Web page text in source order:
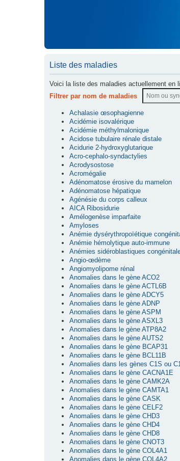
Liste des maladies
Voici la liste des maladies actuellement en
Filtrer par nom de maladies
Achalasie œsophagienne
Acidémie isovalérique
Acidémie méthylmalonique
Acidose tubulaire rénale distale
Acidurie 2-hydroxyglutarique
Acro-cephalo-syndactylies
Acrodysostose
Acromégalie
Adénomatose érosive du mamelon
Adénomatose hépatique
Agénésie du corps calleux
AICA Ribosidurie
Amélogenèse imparfaite
Amyloses
Anémie dysérythropoïétique
Anémie hémolytique auto-immune
Anémies sidéroblastiques
Angio-œdème
Angiomyolipome rénal
Anomalies dans le gène ACO2
Anomalies dans le gène ACTL6B
Anomalies dans le gène ADCY5
Anomalies dans le gène ADNP
Anomalies dans le gène ASPM
Anomalies dans le gène ASXL3
Anomalies dans le gène ATP8A2
Anomalies dans le gène AUTS2
Anomalies dans le gène BCAP31
Anomalies dans le gène BCL11B
Anomalies dans les gènes C1S ou
Anomalies dans le gène CACNA1E
Anomalies dans le gène CAMK2A
Anomalies dans le gène CAMTA1
Anomalies dans le gène CASK
Anomalies dans le gène CELF2
Anomalies dans le gène CHD3
Anomalies dans le gène CHD4
Anomalies dans le gène CHD8
Anomalies dans le gène CNOT3
Anomalies dans le gène COL4A1
Anomalies dans le gène COL4A2